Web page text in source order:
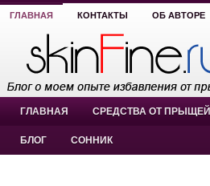
ГЛАВНАЯ КОНТАКТЫ ОБ АВТОРЕ
ГЛАВНАЯ СРЕДСТВА ОТ ПРЫЩЕЙ
БЛОГ СОННИК